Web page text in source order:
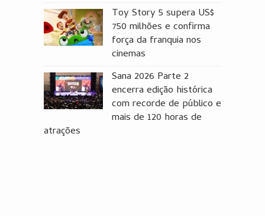
Toy Story 5 supera US$
750 milhões e confirma
força da franquia nos
cinemas
Sana 2026 Parte 2
encerra edição histórica
com recorde de público e
mais de 120 horas de
atrações